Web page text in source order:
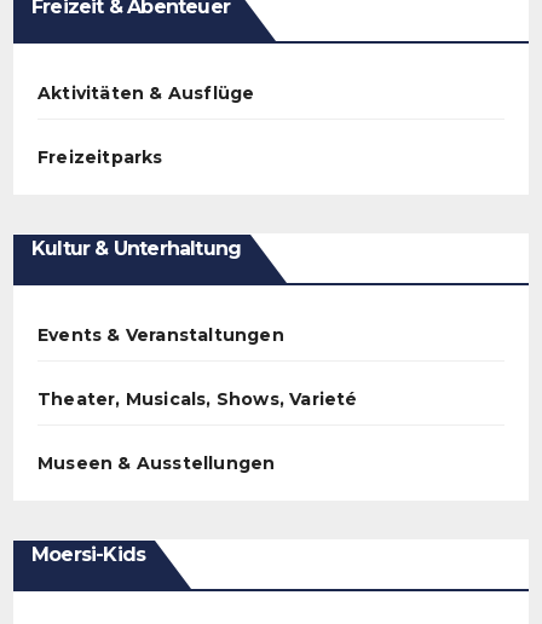
Freizeit & Abenteuer
Aktivitäten & Ausflüge
Freizeitparks
Kultur & Unterhaltung
Events & Veranstaltungen
Theater, Musicals, Shows, Varieté
Museen & Ausstellungen
Moersi-Kids